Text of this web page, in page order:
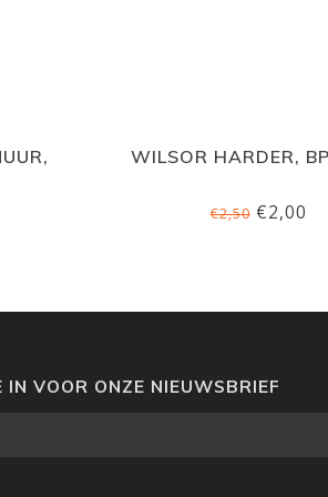
WILSOR HARDER,
€2,50€2,00
IN VOOR ONZE NIEUWSBRIEF